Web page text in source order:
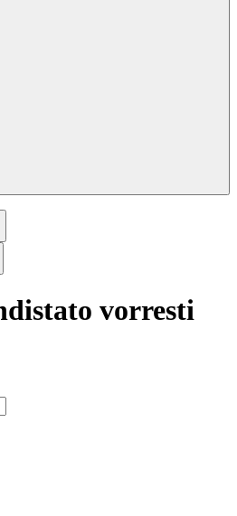
vorresti